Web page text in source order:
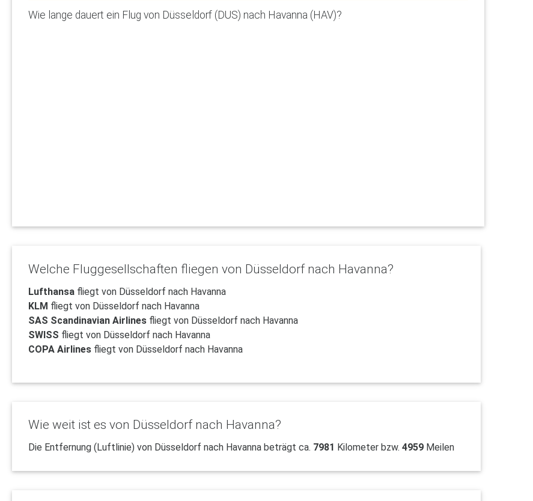
Wie lange dauert ein Flug von Düsseldorf (DUS) nach Havanna (HAV)?
Welche Fluggesellschaften fliegen von Düsseldorf nach Havanna?
Lufthansa fliegt von Düsseldorf nach Havanna
KLM fliegt von Düsseldorf nach Havanna
SAS Scandinavian Airlines fliegt von Düsseldorf nach Havanna
SWISS fliegt von Düsseldorf nach Havanna
COPA Airlines fliegt von Düsseldorf nach Havanna
Wie weit ist es von Düsseldorf nach Havanna?
Die Entfernung (Luftlinie) von Düsseldorf nach Havanna beträgt ca. 7981 Kilometer bzw.4959 Meilen